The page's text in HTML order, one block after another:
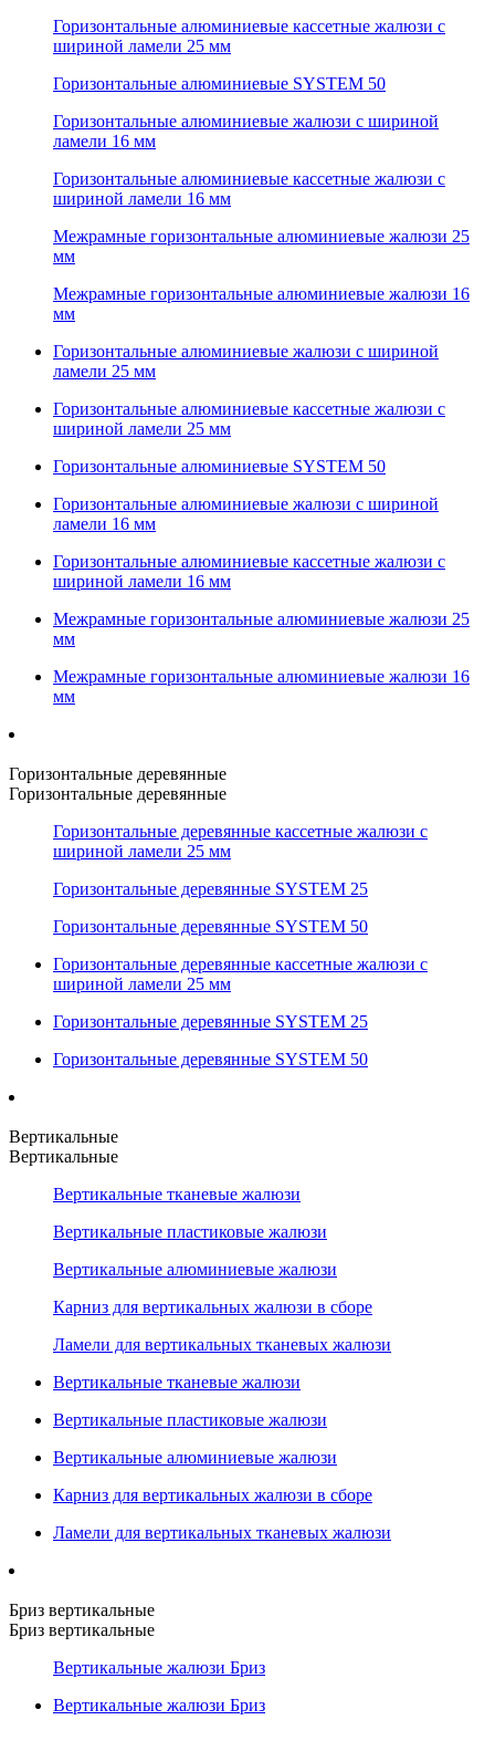
Горизонтальные алюминиевые кассетные жалюзи с
шириной ламели 25 мм
Горизонтальные алюминиевые SYSTEM 50
Горизонтальные алюминиевые жалюзи с шириной
ламели 16 мм
Горизонтальные алюминиевые кассетные жалюзи с
шириной ламели 16 мм
Межрамные горизонтальные алюминиевые жалюзи 25
мм
Межрамные горизонтальные алюминиевые жалюзи 16
мм
Горизонтальные алюминиевые жалюзи с шириной
ламели 25 мм
Горизонтальные алюминиевые кассетные жалюзи с
шириной ламели 25 мм
Горизонтальные алюминиевые SYSTEM 50
Горизонтальные алюминиевые жалюзи с шириной
ламели 16 мм
Горизонтальные алюминиевые кассетные жалюзи с
шириной ламели 16 мм
Межрамные горизонтальные алюминиевые жалюзи 25
мм
Межрамные горизонтальные алюминиевые жалюзи 16
мм
Горизонтальные деревянные
Горизонтальные деревянные
Горизонтальные деревянные кассетные жалюзи с
шириной ламели 25 мм
Горизонтальные деревянные SYSTEM 25
Горизонтальные деревянные SYSTEM 50
Горизонтальные деревянные кассетные жалюзи с
шириной ламели 25 мм
Горизонтальные деревянные SYSTEM 25
Горизонтальные деревянные SYSTEM 50
Вертикальные
Вертикальные
Вертикальные тканевые жалюзи
Вертикальные пластиковые жалюзи
Вертикальные алюминиевые жалюзи
Карниз для вертикальных жалюзи в сборе
Ламели для вертикальных тканевых жалюзи
Вертикальные тканевые жалюзи
Вертикальные пластиковые жалюзи
Вертикальные алюминиевые жалюзи
Карниз для вертикальных жалюзи в сборе
Ламели для вертикальных тканевых жалюзи
Бриз вертикальные
Бриз вертикальные
Вертикальные жалюзи Бриз
Вертикальные жалюзи Бриз